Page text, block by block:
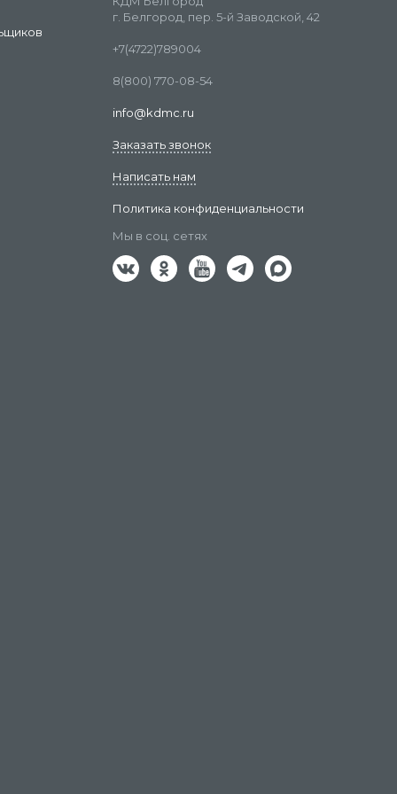
г. Белгород, пер. 5-й Заводской, 42
+7(4722)789004
8(800) 770-08-54
info@kdmc.ru
Заказать звонок
Написать нам
Политика конфиденциальности
Мы в соц. сетях